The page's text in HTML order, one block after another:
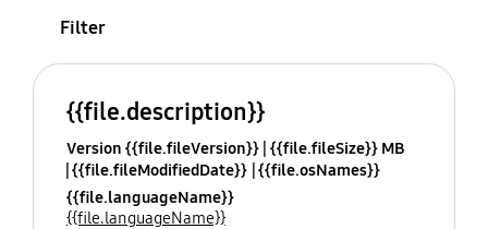
Filter
{{file.description}}
Version {{file.fileVersion}} {{file.fileSize}} MB
{{file.fileModifiedDate}} {{file.osNames}}
{{file.languageName}}
{{file.languageName}}